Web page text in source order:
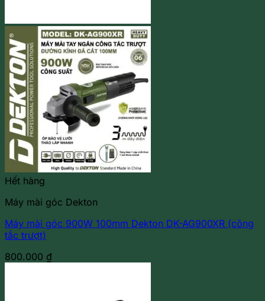
Hết hàng
Máy mài góc Dekton
Máy mài góc 900W 100mm Dekton DK-AG900XR (công
tắc trượt)
800.000 ₫